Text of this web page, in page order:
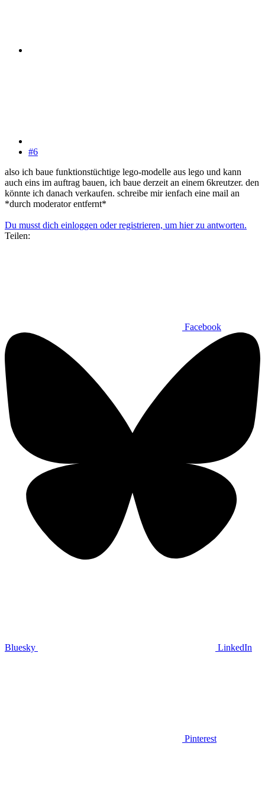
#6
also ich baue funktionstüchtige lego-modelle aus lego und kann
auch eins im auftrag bauen, ich baue derzeit an einem 6kreutzer. den
könnte ich danach verkaufen. schreibe mir ienfach eine mail an
*durch moderator entfernt*
Du musst dich einloggen oder registrieren, um hier zu antworten.
Teilen:
Facebook
Bluesky LinkedIn
Pinterest